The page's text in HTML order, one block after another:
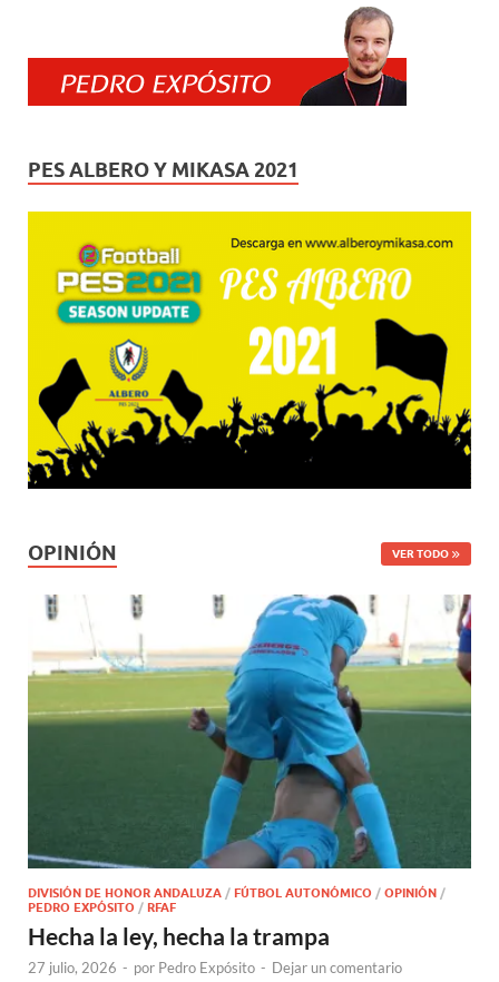
PES ALBERO Y MIKASA 2021
OPINIÓN VER TODO
DIVISIÓN DE HONOR ANDALUZA / FÚTBOL AUTONÓMICO / OPINIÓN /
PEDRO EXPÓSITO / RFAF
Hecha la ley, hecha la trampa
27 julio, 2026 - por Pedro Expósito - Dejar un comentario